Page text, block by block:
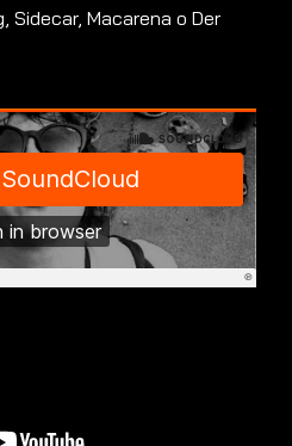
Sidecar, Macarena o Der